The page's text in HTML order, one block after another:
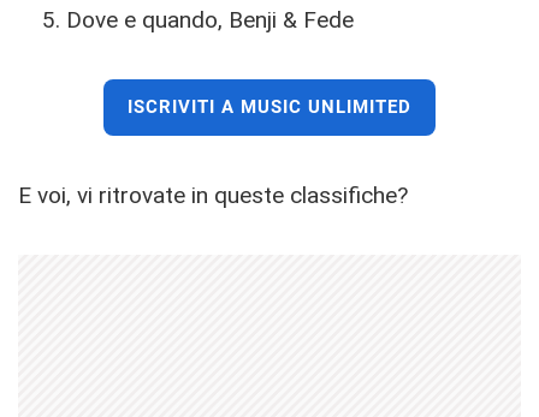
Dove e quando, Benji & Fede
ISCRIVITI A MUSIC UNLIMITED
E voi, vi ritrovate in queste classifiche?